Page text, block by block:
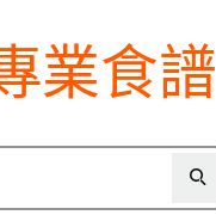
業食譜